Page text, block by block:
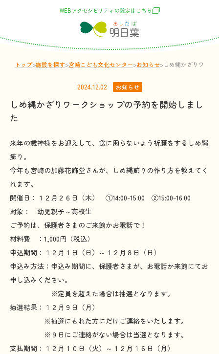
WEBアクセシビリティの設定はこちら
トップ>施設を探す>宮崎こども文化センター>お知 らせ>しめ縄かざりワー
2024.12.02 お知らせ
しめ縄かざりワークショップの予約を開始しまし
た
来年の歳神様をお迎えして、食に困らないよう祈願をするしめ縄
飾り。
今年も宮崎の加藤花飾堂さんが、しめ縄飾りの作り方を教えてく
れます。
開催日：１２月２６日（木） ①14:00-15:00 ②15:00-16:00
対象： 幼児親子～高校生
ご予約は、保護者さまのご来館かお電話で！
材料費 ：1,000円（税込）
申込期間：１２月１日（日）～１２月８日（日）
申込み方法：申込み期間に、保護者さまが、お電話か来館にてお
申し込みください。
※定員を超えた場合は抽選となります。
抽選結果：１２月９日（月）
※抽選にもれた方にだけご連絡をいたします。
※９日にご連絡がない場合は当選となります。
支払期間：１２月１０日（火）～１２月１６日（月）